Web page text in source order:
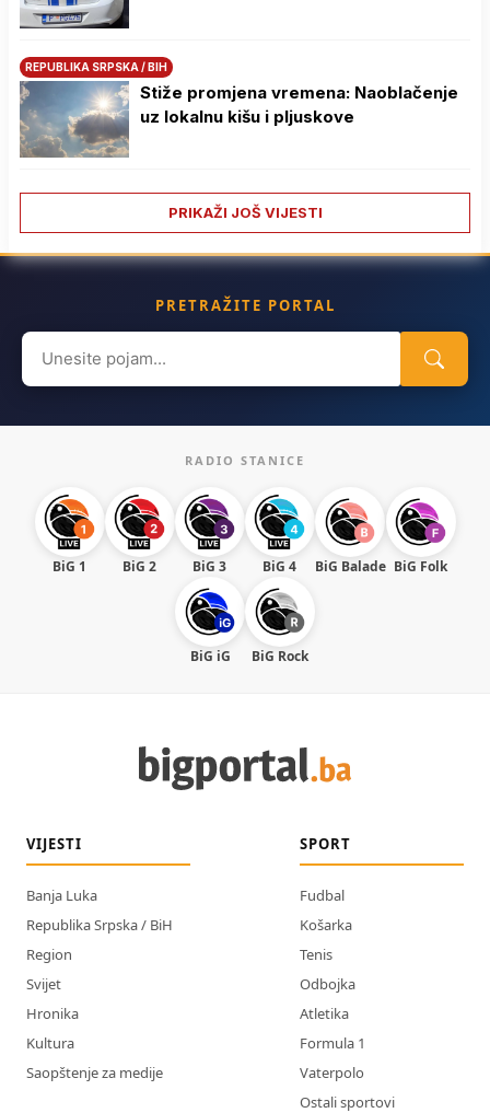
REPUBLIKA SRPSKA / BIH
Stiže promjena vremena: Naoblačenje
uz lokalnu kišu i pljuskove
PRIKAŽI JOŠ VIJESTI
PRETRAŽITE PORTAL
Search
for:
RADIO STANICE
BiG 1 BiG 2 BiG 3 BiG 4 BiG Balade BiG Folk
BiG iG BiG Rock
VIJESTI
Banja Luka
Republika Srpska / BiH
Region
Svijet
Hronika
Kultura
Saopštenje za medije
SPORT
Fudbal
Košarka
Tenis
Odbojka
Atletika
Formula 1
Vaterpolo
Ostali sportovi